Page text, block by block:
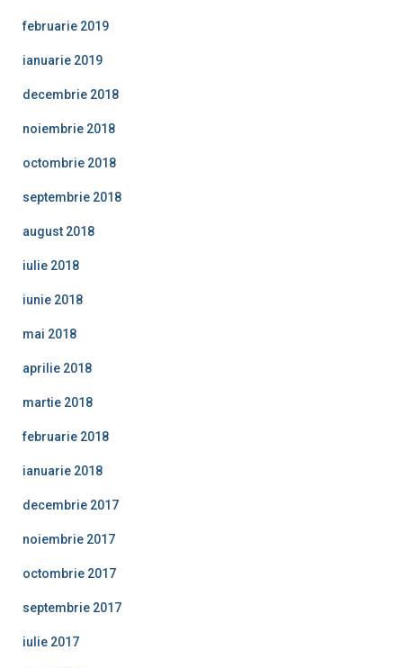
februarie 2019
ianuarie 2019
decembrie 2018
noiembrie 2018
octombrie 2018
septembrie 2018
august 2018
iulie 2018
iunie 2018
mai 2018
aprilie 2018
martie 2018
februarie 2018
ianuarie 2018
decembrie 2017
noiembrie 2017
octombrie 2017
septembrie 2017
iulie 2017